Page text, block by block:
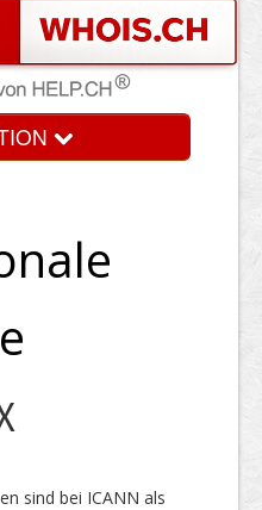
sind bei ICANN als